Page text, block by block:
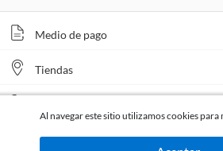
Medio de pago
Tiendas
Al navegar este sitio utilizamos cookies